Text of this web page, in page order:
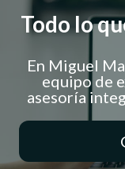
Todo lo
En Miguel
equipo de
asesoría